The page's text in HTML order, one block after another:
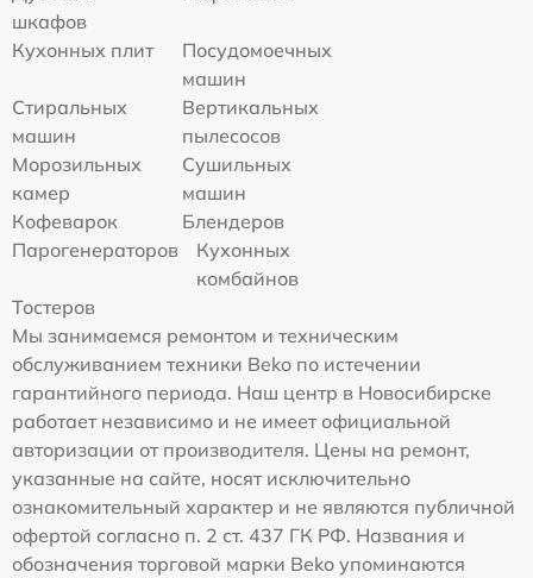
шкафов
Кухонных плит
Посудомоечных
машин
Стиральных
машин
Вертикальных
пылесосов
Морозильных
камер
Сушильных
машин
Кофеварок
Блендеров
Парогенераторов
Кухонных
комбайнов
Тостеров
Мы занимаемся ремонтом и техническим
обслуживанием техники Beko по истечении
гарантийного периода. Наш центр в Новосибирске
работает независимо и не имеет официальной
авторизации от производителя. Цены на ремонт,
указанные на сайте, носят исключительно
ознакомительный характер и не являются публичной
офертой согласно п. 2 ст. 437 ГК РФ. Названия и
обозначения торговой марки Beko упоминаются